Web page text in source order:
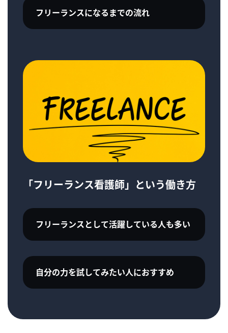
フリーランスになるまでの流れ
「フリーランス看護師」という働き方
フリーランスとして活躍している人も多い
自分の力を試してみたい人におすすめ